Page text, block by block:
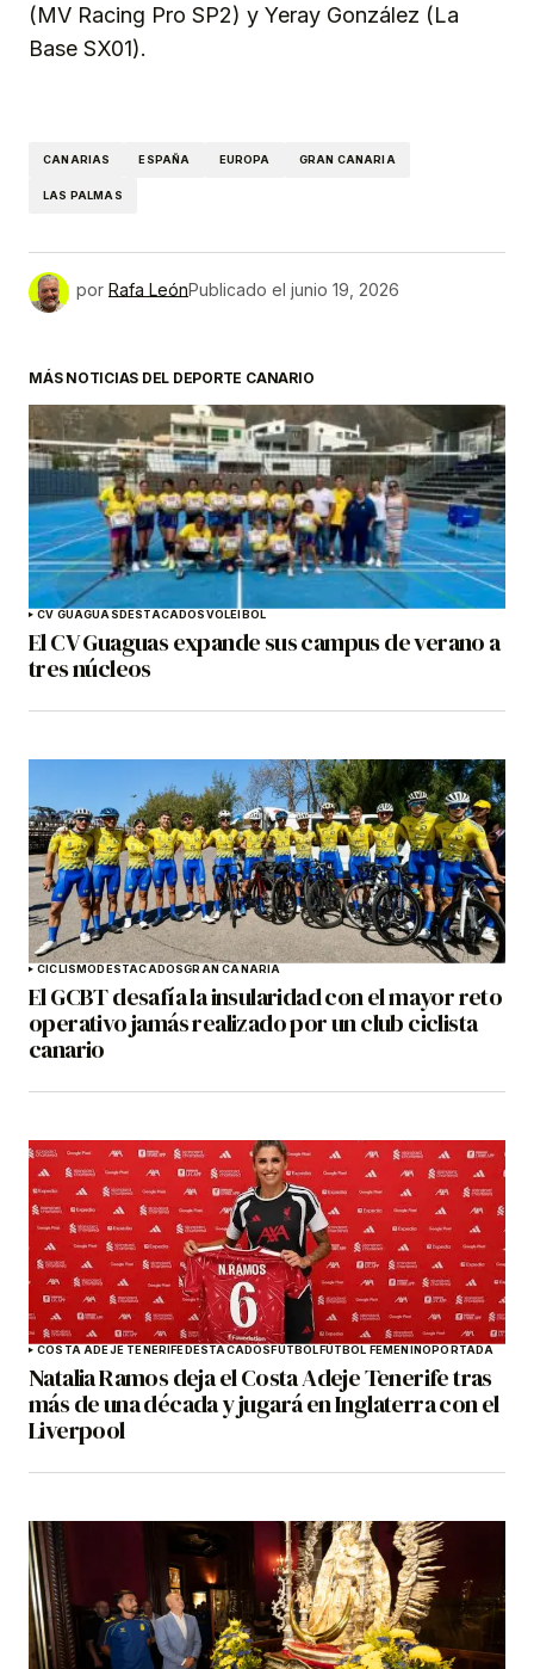
(MV Racing Pro SP2) y Yeray González (La
Base SX01).
CANARIAS ESPAÑA EUROPA GRAN CANARIA
LAS PALMAS
por Rafa LeónPublicado el junio 19, 2026
MÁS NOTICIAS DEL DEPORTE CANARIO
CV GUAGUASDESTACADOSVOLEIBOL
El CV Guaguas expande sus campus de verano a
tres núcleos
CICLISMODESTACADOSGRAN CANARIA
El GCBT desafía la insularidad con el mayor reto
operativo jamás realizado por un club ciclista
canario
COSTA ADEJE TENERIFEDESTACADOSFÚTBOLFÚTBOL FEMENINOPORTADA
Natalia Ramos deja el Costa Adeje Tenerife tras
más de una década y jugará en Inglaterra con el
Liverpool